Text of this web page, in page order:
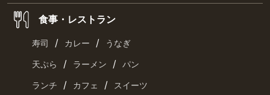
食事・レストラン
寿司 / カレー / うなぎ
天ぷら / ラーメン / パン
ランチ / カフェ / スイーツ